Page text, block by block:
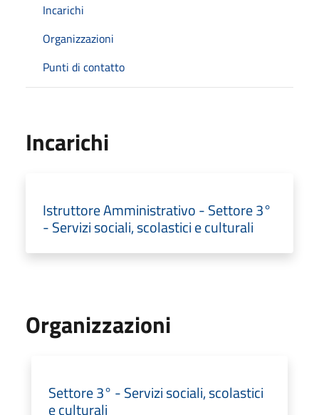
Incarichi
Organizzazioni
Punti di contatto
Incarichi
Istruttore Amministrativo - Settore 3°
- Servizi sociali, scolastici e culturali
Organizzazioni
Settore 3° - Servizi sociali, scolastici
e culturali